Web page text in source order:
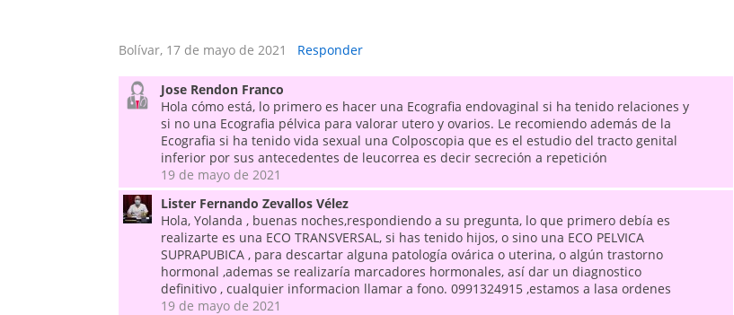
Bolívar, 17 de mayo de 2021 Responder
Jose Rendon Franco
Hola cómo está, lo primero es hacer una Ecografia endovaginal si ha tenido relaciones y
si no una Ecografia pélvica para valorar utero y ovarios. Le recomiendo además de la
Ecografia si ha tenido vida sexual una Colposcopia que es el estudio del tracto genital
inferior por sus antecedentes de leucorrea es decir secreción a repetición
19 de mayo de 2021
Lister Fernando Zevallos Vélez
Hola, Yolanda , buenas noches,respondiendo a su pregunta, lo que primero debía es
realizarte es una ECO TRANSVERSAL, si has tenido hijos, o sino una ECO PELVICA
SUPRAPUBICA , para descartar alguna patología ovárica o uterina, o algún trastorno
hormonal ,ademas se realizaría marcadores hormonales, así dar un diagnostico
definitivo , cualquier informacion llamar a fono. 0991324915 ,estamos a lasa ordenes
19 de mayo de 2021